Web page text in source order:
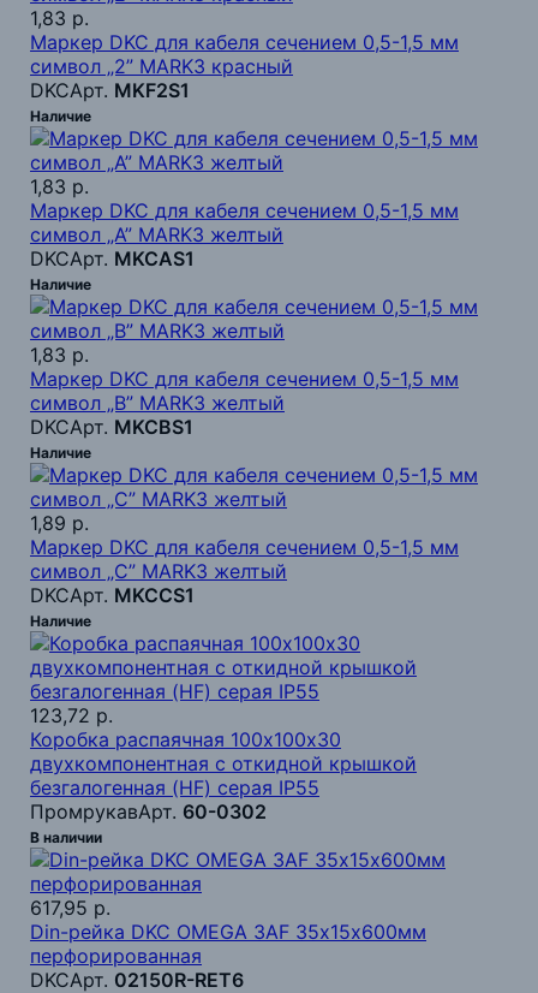
1,83 р.
Маркер DKC для кабеля сечением 0,5-1,5 мм
символ „2” MARK3 красный
DKCАрт. MKF2S1
Наличие
1,83 р.
Маркер DKC для кабеля сечением 0,5-1,5 мм
символ „A” MARK3 желтый
DKCАрт. MKCAS1
Наличие
1,83 р.
Маркер DKC для кабеля сечением 0,5-1,5 мм
символ „B” MARK3 желтый
DKCАрт. MKCBS1
Наличие
1,89 р.
Маркер DKC для кабеля сечением 0,5-1,5 мм
символ „C” MARK3 желтый
DKCАрт. MKCCS1
Наличие
123,72 р.
Коробка распаячная 100х100х30
двухкомпонентная с откидной крышкой
безгалогенная (HF) серая IP55
ПромрукавАрт. 60-0302
В наличии
617,95 р.
Din-рейка DKC OMEGA 3AF 35х15х600мм
перфорированная
DKCАрт. 02150R-RET6